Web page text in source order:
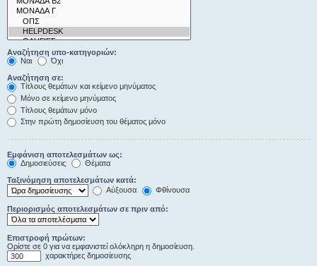
Αναζήτηση υπο-κατηγοριών:
Ναι
Όχι
Αναζήτηση σε:
Τίτλους θεμάτων και κείμενο μηνύματος
Μόνο σε κείμενο μηνύματος
Τίτλους θεμάτων μόνο
Στην πρώτη δημοσίευση του θέματος μόνο
Εμφάνιση αποτελεσμάτων ως:
Δημοσιεύσεις
Θέματα
Ταξινόμηση αποτελεσμάτων κατά:
Αύξουσα
Φθίνουσα
Περιορισμός αποτελεσμάτων σε πριν από:
Επιστροφή πρώτων:
Ορίστε σε 0 για να εμφανιστεί ολόκληρη η δημοσίευση.
χαρακτήρες δημοσίευσης